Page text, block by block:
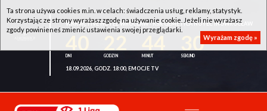
WKK ACTIVE HOTEL WROCŁAW - KSK QEMETICA NOTEĆ INOWROCŁAW
30
18.09.2026, GODZ. 18:00, EMOCJE TV
Ta strona używa cookies m.in. w celach: świadczenia usług, reklamy, statystyk.
Korzystając ze strony wyrażasz zgodę na używanie cookie. Jeżeli nie wyrażasz
zgody powinieneś zmienić ustawienia swojej przeglądarki.
Wyrażam zgodę »